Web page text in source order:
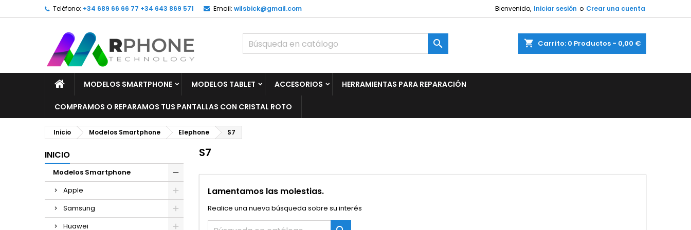
Teléfono: +34 689 66 66 77 +34 643 869 571 Email: wilsbick@gmail.com Bienvenido, Iniciar sesión o Crear una cuenta
shopping_cart Carrito: 0 Productos - 0,00 €

MODELOS SMARTPHONE MODELOS TABLET ACCESORIOS HERRAMIENTAS PARA REPARACIÓN
COMPRAMOS O REPARAMOS TUS PANTALLAS CON CRISTAL ROTO
Inicio Modelos Smartphone Elephone S7
INICIO
Modelos Smartphone
Apple
Samsung
Huawei
S7
Lamentamos las molestias.
Realice una nueva búsqueda sobre su interés